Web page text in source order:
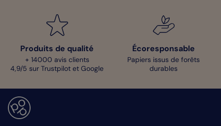
Produits de qualité
+ 14000 avis clients
4,9/5 sur Trustpilot et Google
Écoresponsable
Papiers issus de forêts
durables